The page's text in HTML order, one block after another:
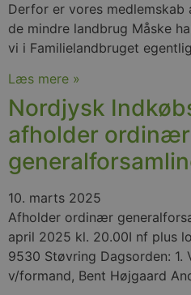
Derfor er vores
de mindre landbrug Måske
vi i Familielandbruget
Læs mere »
Nordjysk
afholder ordinær
10. marts 2025
Afholder ordinær
april 2025 kl. 20.00I nf plus
9530 Støvring Dagsorden: 1.
v/formand, Bent Højgaard